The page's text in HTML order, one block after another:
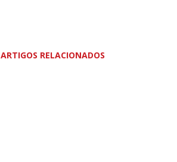
ARTIGOS RELACIONADOS